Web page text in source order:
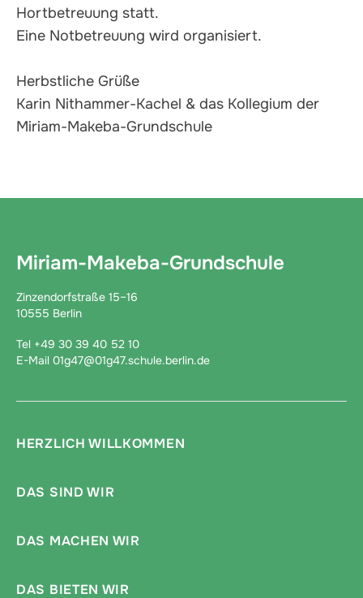
Hortbetreuung statt.
Eine Notbetreuung wird organisiert.
Herbstliche Grüße
Karin Nithammer-Kachel & das Kollegium der
Miriam-Makeba-Grundschule
Miriam-Makeba-Grundschule
Zinzendorfstraße 15–16
10555 Berlin
Tel +49 30 39 40 52 10
E-Mail 01g47@01g47.schule.berlin.de
HERZLICH WILLKOMMEN
DAS SIND WIR
DAS MACHEN WIR
DAS BIETEN WIR